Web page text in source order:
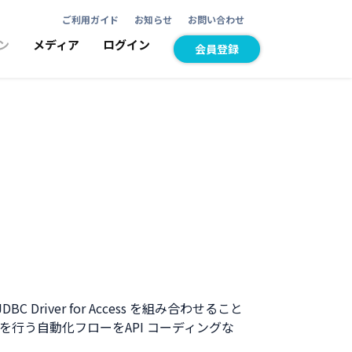
会員登録
ご利用ガイド お知らせ お問い合わせ
メディア ログイン
Driver for Access を組み合わせること
う自動化フローをAPI コーディングな